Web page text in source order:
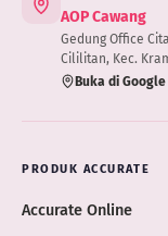
AOP Cawang
Gedung Office
Cililitan, Kec.
Buka di Google
PRODUK ACCURATE
Accurate Online